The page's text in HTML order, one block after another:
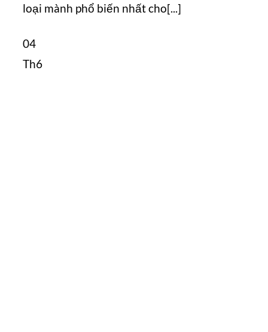
loại mành phổ biến nhất cho[...]
04
Th6